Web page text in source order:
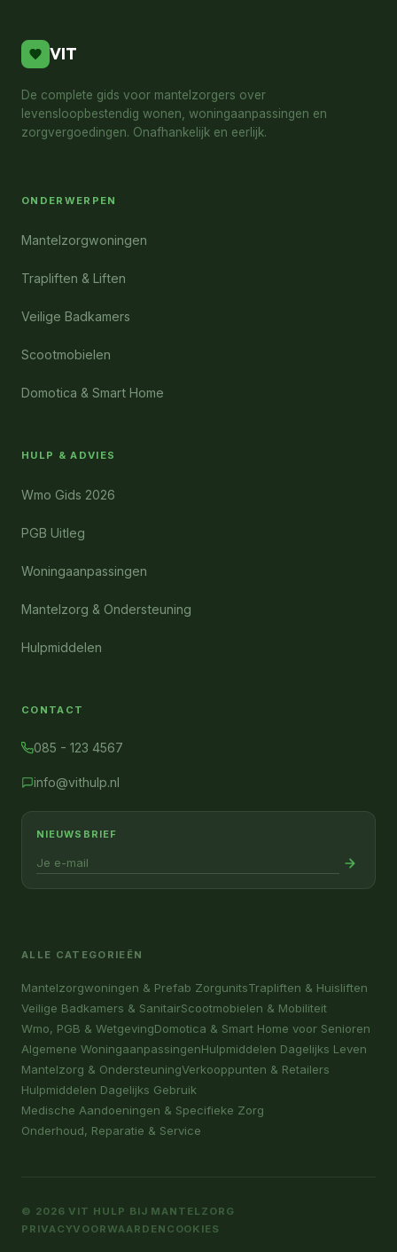
VIT
De complete gids voor mantelzorgers over
levensloopbestendig wonen, woningaanpassingen en
zorgvergoedingen. Onafhankelijk en eerlijk.
ONDERWERPEN
Mantelzorgwoningen
Trapliften & Liften
Veilige Badkamers
Scootmobielen
Domotica & Smart Home
HULP & ADVIES
Wmo Gids 2026
PGB Uitleg
Woningaanpassingen
Mantelzorg & Ondersteuning
Hulpmiddelen
CONTACT
085 - 123 4567
info@vithulp.nl
NIEUWSBRIEF
ALLE CATEGORIEËN
Mantelzorgwoningen & Prefab ZorgunitsTrapliften & Huisliften
Veilige Badkamers & SanitairScootmobielen & Mobiliteit
Wmo, PGB & WetgevingDomotica & Smart Home voor Senioren
Algemene WoningaanpassingenHulpmiddelen Dagelijks Leven
Mantelzorg & OndersteuningVerkooppunten & Retailers
Hulpmiddelen Dagelijks Gebruik
Medische Aandoeningen & Specifieke Zorg
Onderhoud, Reparatie & Service
© 2026 VIT HULP BIJ MANTELZORG
PRIVACYVOORWAARDEN COOKIES